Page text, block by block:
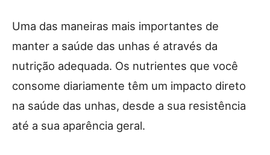
Uma das maneiras mais importantes de
manter a saúde das unhas é através da
nutrição adequada. Os nutrientes que você
consome diariamente têm um impacto direto
na saúde das unhas, desde a sua resistência
até a sua aparência geral.